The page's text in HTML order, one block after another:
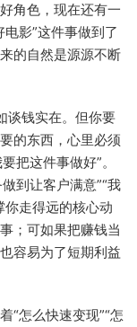
角色，现在还有一
影”这件事做到了
的自然是源源不断
谈钱实在。但你要
的东西，心里必须
把这件事做好”。
到让客户满意”“我
你走得远的核心动
；可如果把赚钱当
容易为了短期利益
“怎么快速变现”“怎